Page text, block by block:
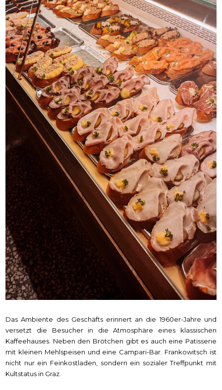
Das Ambiente des Geschäfts erinnert an die 1960er-Jahre und
versetzt die Besucher in die Atmosphäre eines klassischen
Kaffeehauses. Neben den Brötchen gibt es auch eine Patisserie
mit kleinen Mehlspeisen und eine Campari-Bar. Frankowitsch ist
nicht nur ein Feinkostladen, sondern ein sozialer Treffpunkt mit
Kultstatus in Graz.